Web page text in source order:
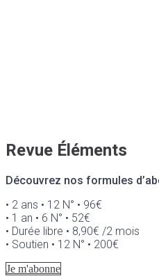
Revue Éléments
Découvrez nos formules
• 2 ans • 12 N° • 96€
• 1 an • 6 N° • 52€
• Durée libre • 8,90€ /2 mois
• Soutien • 12 N° • 200€
Je m'abonne